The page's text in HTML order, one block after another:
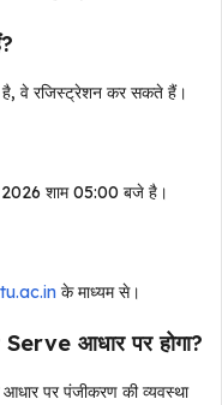
है, वे रजिस्ट्रेशन कर सकते हैं।
2026 शाम 05:00 बजे है।
के माध्यम से।
आधार पर होगा?
पर पंजीकरण की व्यवस्था